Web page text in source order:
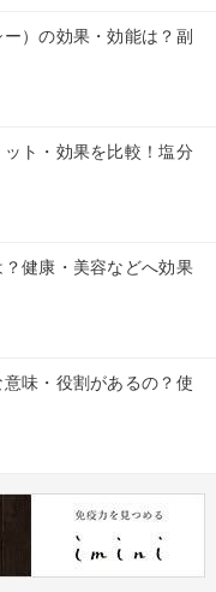
）の効果・効能は？副
ト・効果を比較！塩分
健康・美容などへ効果
味・役割があるの？使